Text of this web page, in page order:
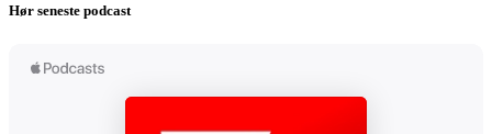
Hør seneste podcast